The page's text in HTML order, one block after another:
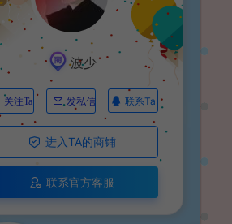
波少
关注Ta 发私信 联系Ta
进入TA的商铺
联系官方客服